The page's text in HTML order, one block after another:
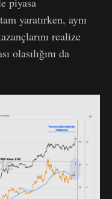
yaratırken, aynı
realize
olasılığını da